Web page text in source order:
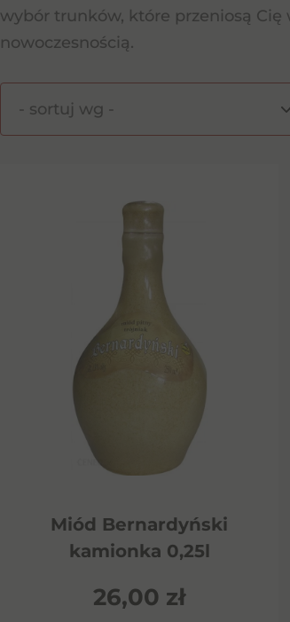
wybór trunków, które przeniosą
nowoczesnością.
Miód Bernardyński
kamionka 0,25l
26,00 zł